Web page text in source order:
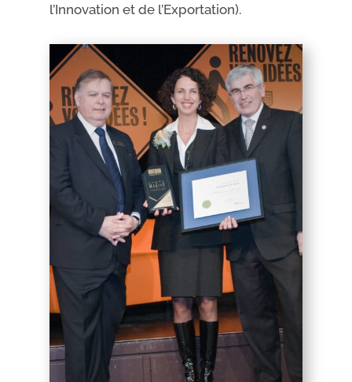
l’Innovation et de l’Exportation).